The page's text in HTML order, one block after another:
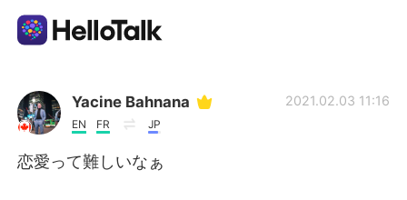
Language Exchange App
AI Grammar Checker
Yacine Bahnana
EN FR JP
2021.02.03 11:16
恋愛って難しいなぁ